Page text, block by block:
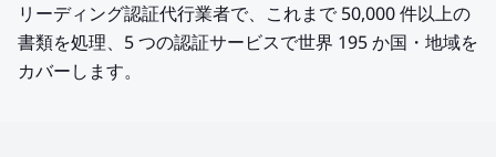
リーディング認証代行業者で、これまで 50,000 件以上の
書類を処理、5 つの認証サービスで世界 195 か国・地域を
カバーします。